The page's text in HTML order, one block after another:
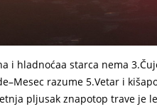
i hladnoćaa starca nema
razume 5.Vetar i
pljusak znapotop trave je